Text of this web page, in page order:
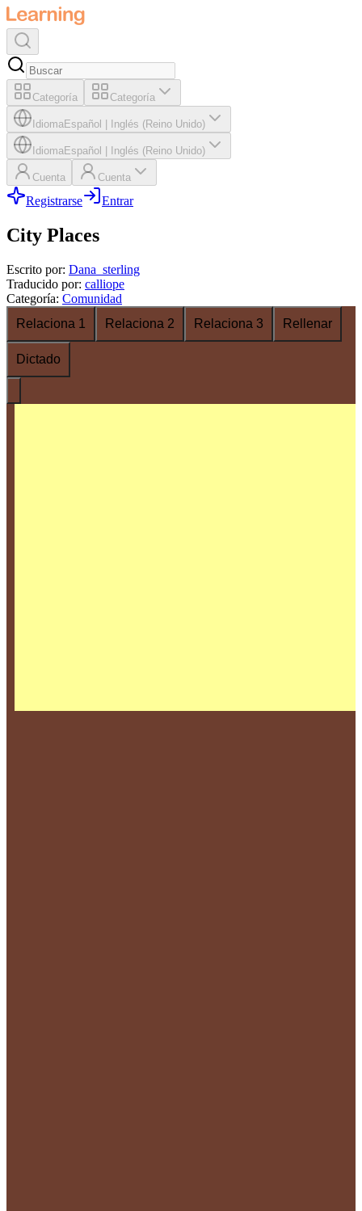
Categoría Categoría
IdiomaEspañol Inglés (Reino Unido)
IdiomaEspañol Inglés (Reino Unido)
Cuenta Cuenta
Registrarse Entrar
City Places
Escrito por: Dana_sterling
Traducido por: calliope
Categoría: Comunidad
Relaciona 1
Relaciona 2 Relaciona 3 Rellenar
Dictado